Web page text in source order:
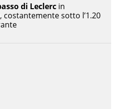
di Leclerc in
costantemente sotto l’1.20